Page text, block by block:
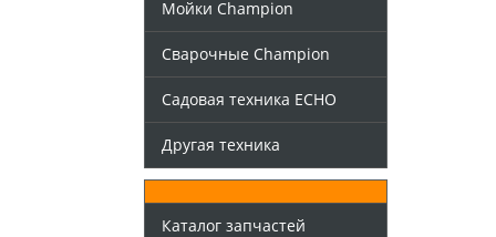
Мойки Champion
Сварочные Champion
Садовая техника ECHO
Другая техника
Каталог запчастей